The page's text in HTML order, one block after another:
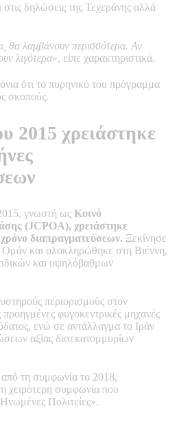
δηλώσεις της Τεχεράνης αλλά
θα λαμβάνουν περισσότερα. Αν
λιγότερα», είπε χαρακτηριστικά.
ότι το πυρηνικό του πρόγραμμα
σκοπούς.
2015 χρειάστηκε
γνωστή ως Κοινό
(JCPOA), χρειάστηκε
διαπραγματεύσεων. Ξεκίνησε
Ομάν και ολοκληρώθηκε στη Βιέννη,
και υψηλόβαθμων
περιορισμούς στον
φυγοκεντρικές μηχανές
ενώ σε αντάλλαγμα το Ιράν
αξίας δισεκατομμυρίων
τη συμφωνία το 2018,
χειρότερη συμφωνία που
Πολιτείες».